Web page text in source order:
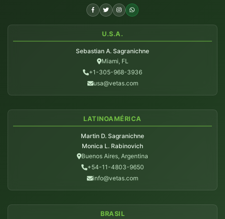
U.S.A.
Sebastian A. Sagranichne
Miami, FL
+1-305-968-3936
usa@vetas.com
LATINOAMÉRICA
Martin D. Sagranichne
Monica L. Rabinovich
Buenos Aires, Argentina
+54-11-4803-9650
info@vetas.com
BRASIL